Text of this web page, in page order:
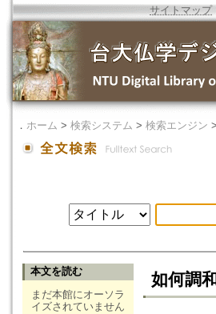
サイトマップ
． ホーム > 検索システム > 検索エンジン >
本文を読む
まだ本館にオーソラ
イズされていません
如何調